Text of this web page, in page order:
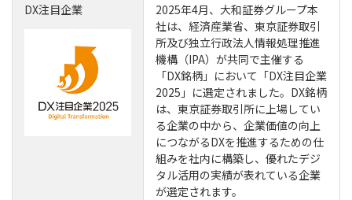
DX注目企業
2025年4月、大和証券グループ本
社は、経済産業省、東京証券取引
所及び独立行政法人情報処理推進
機構（IPA）が共同で主催する
「DX銘柄」において「DX注目企業
2025」に選定されました。DX銘柄
は、東京証券取引所に上場してい
る企業の中から、企業価値の向上
につながるDXを推進するための仕
組みを社内に構築し、優れたデジ
タル活用の実績が表れている企業
が選定されます。